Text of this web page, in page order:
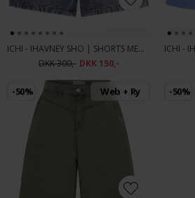
ICHI - IHAVNEY SHO | SHORTS MEDIUM BLUE STONE WASHED
DKK 300,- DKK 150,-
-50% Web + Ry -50%